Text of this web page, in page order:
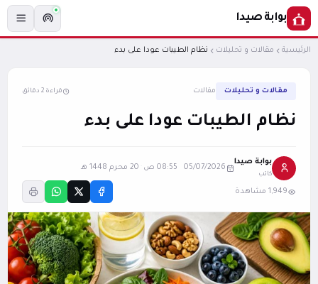
بوابة صيدا
الرئيسية مقالات و تحليلات نظام الطيبات عودا على بدء
مقالات و تحليلات مقالات قراءة 2 دقائق
نظام الطيبات عودا على بدء
بوابة صيدا
كاتب
05/07/2026 08:55 ص 20 محرم 1448 هـ
1,949 مشاهدة